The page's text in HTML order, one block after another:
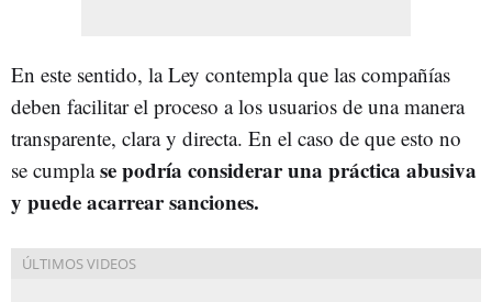
En este sentido, la Ley contempla que las compañías
deben facilitar el proceso a los usuarios de una manera
transparente, clara y directa. En el caso de que esto no
se cumplase podría considerar una práctica abusiva
y puede acarrear sanciones.